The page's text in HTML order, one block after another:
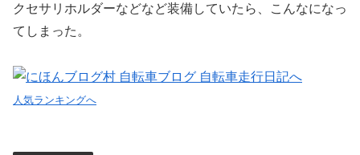
クセサリホルダーなどなど装備していたら、こんなになっ
てしまった。
人気ランキングへ